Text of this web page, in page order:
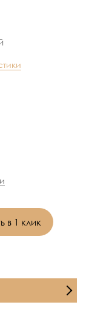
в 1 клик